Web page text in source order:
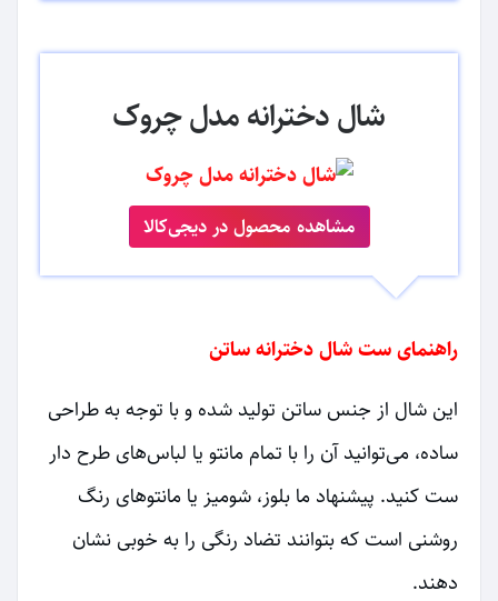
شال دخترانه مدل چروک
مشاهده محصول در دیجی‌کالا
راهنمای ست شال دخترانه ساتن
این شال از جنس ساتن تولید شده و با توجه به طراحی
ساده، می‌توانید آن را با تمام مانتو یا لباس‌های طرح دار
ست کنید. پیشنهاد ما بلوز، شومیز یا مانتوهای رنگ
روشنی است که بتوانند تضاد رنگی را به خوبی نشان
دهند.